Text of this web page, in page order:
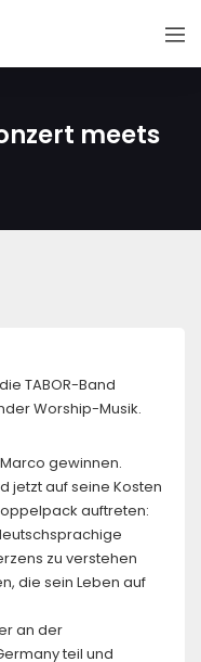
meets
TABOR-Band
Worship-Musik.
gewinnen.
jetzt auf seine Kosten
auftreten:
zu verstehen
die sein Leben auf
an der
teil und